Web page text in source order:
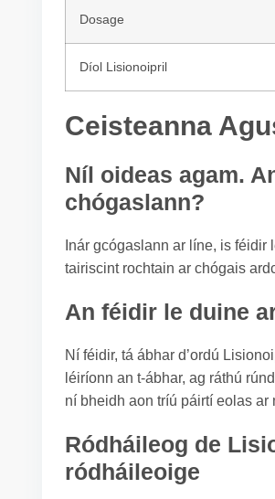
Dosage
Díol Lisionoipril
Ceisteanna
Níl oideas agam.
chógaslann?
Inár gcógaslann ar líne, is
tairiscint rochtain ar chógais
An féidir le duine
Ní féidir, tá ábhar d’ordú
léiríonn an t-ábhar, ag ráthú
ní bheidh aon tríú páirtí eolas ar
Ródháileog de
ródháileoige